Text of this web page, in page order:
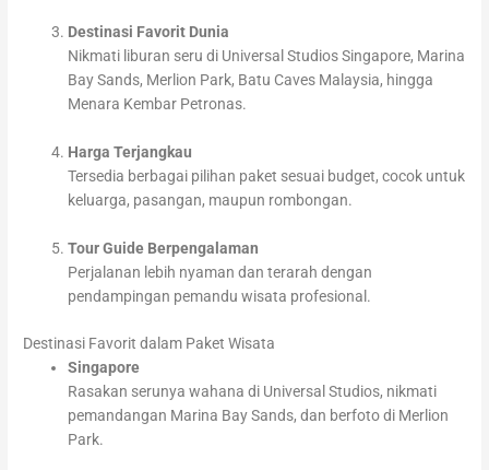
Destinasi Favorit Dunia
Nikmati liburan seru di Universal Studios Singapore, Marina
Bay Sands, Merlion Park, Batu Caves Malaysia, hingga
Menara Kembar Petronas.
Harga Terjangkau
Tersedia berbagai pilihan paket sesuai budget, cocok untuk
keluarga, pasangan, maupun rombongan.
Tour Guide Berpengalaman
Perjalanan lebih nyaman dan terarah dengan
pendampingan pemandu wisata profesional.
Destinasi Favorit dalam Paket Wisata
Singapore
Rasakan serunya wahana di Universal Studios, nikmati
pemandangan Marina Bay Sands, dan berfoto di Merlion
Park.